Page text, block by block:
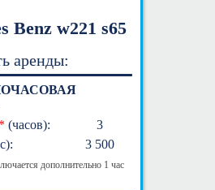
Benz w221 s65
аренды:
* (часов):
3
3 500
дополнительно 1 час